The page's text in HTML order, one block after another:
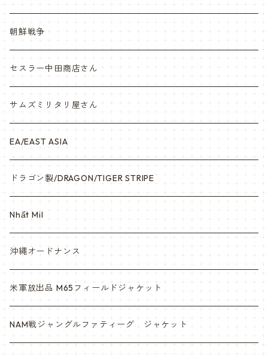
Vietnam ジャングルブーツ
ナム戦装備類/ポーチ・ベルト・小物・ヘルメット等
朝鮮戦争
セスラー中田商店さん
サムズミリタリ屋さん
EA/EAST ASIA
ドラゴン製/DRAGON/TIGER STRIPE
Nhất Mil
沖縄オードナンス
米軍放出品 M65フィールドジャケット
NAM戦ジャングルファティーグ ジャケット